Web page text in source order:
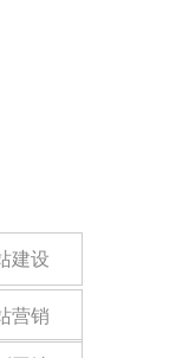
建设
营销